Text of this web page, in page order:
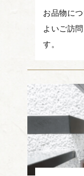
お品物に
よいご訪
す。